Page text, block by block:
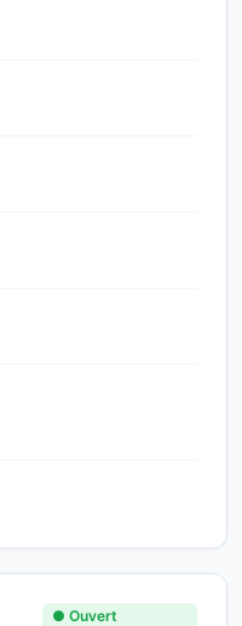
● Ouvert